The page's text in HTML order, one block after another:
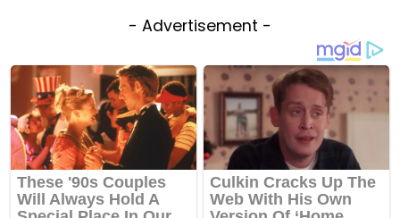
- Advertisement -